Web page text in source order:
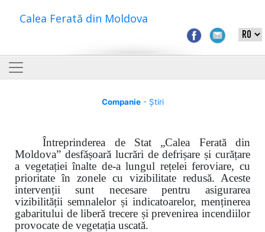
Calea Ferată din Moldova
Companie- Știri
Întreprinderea de Stat „Calea Ferată din
Moldova” desfășoară lucrări de defrișare și curățare
a vegetației înalte de-a lungul rețelei feroviare, cu
prioritate în zonele cu vizibilitate redusă. Aceste
intervenții sunt necesare pentru asigurarea
vizibilității semnalelor și indicatoarelor, menținerea
gabaritului de liberă trecere și prevenirea incendiilor
provocate de vegetația uscată.